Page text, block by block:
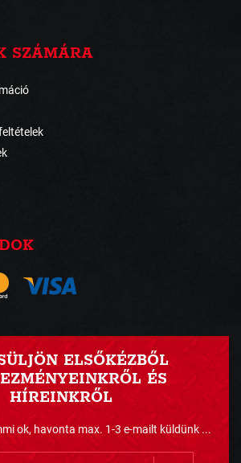
SZÁMÁRA
ELSŐKÉZBŐL
ÉS
HÍREINKRŐL
ok, havonta max. 1-3 e-mailt küldünk ...